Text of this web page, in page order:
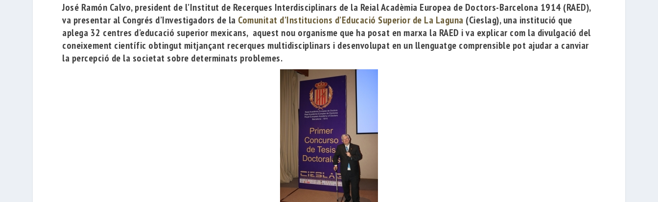
José Ramón Calvo, president de l’Institut de Recerques Interdisciplinars de la Reial Acadèmia Europea de Doctors-Barcelona 1914 (RAED),
va presentar al Congrés d’Investigadors de la Comunitat d’Institucions d’Educació Superior de La Laguna (Cieslag), una institució que
aplega 32 centres d’educació superior mexicans, aquest nou organisme que ha posat en marxa la RAED i va explicar com la divulgació del
coneixement científic obtingut mitjançant recerques multidisciplinars i desenvolupat en un llenguatge comprensible pot ajudar a canviar
la percepció de la societat sobre determinats problemes.